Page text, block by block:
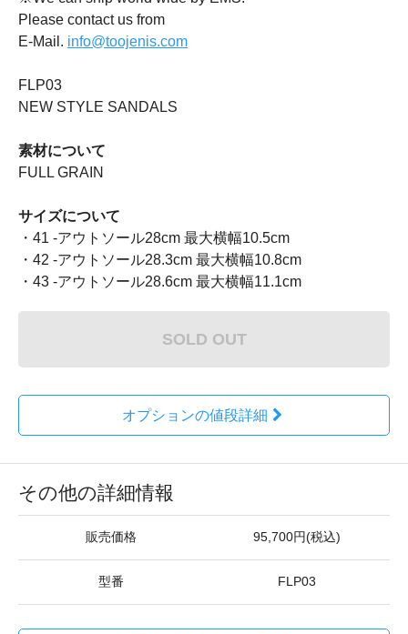
Please contact us from
E-Mail. info@toojenis.com
FLP03
NEW STYLE SANDALS
素材について
FULL GRAIN
サイズについて
・41 -アウトソール28cm 最大横幅10.5cm
・42 -アウトソール28.3cm 最大横幅10.8cm
・43 -アウトソール28.6cm 最大横幅11.1cm
SOLD OUT
オプションの値段詳細
その他の詳細情報
販売価格 95,700円(税込)
型番 FLP03